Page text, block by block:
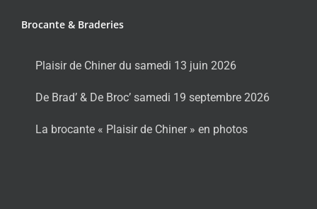
Brocante & Braderies
Plaisir de Chiner du samedi 13 juin 2026
De Brad’ & De Broc’ samedi 19 septembre 2026
La brocante « Plaisir de Chiner » en photos